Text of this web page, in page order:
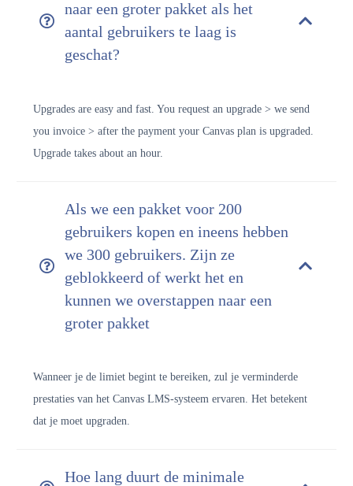
naar een groter pakket als het
aantal gebruikers te laag is
geschat?
Upgrades are easy and fast. You request an upgrade > we send
you invoice > after the payment your Canvas plan is upgraded.
Upgrade takes about an hour.
Als we een pakket voor 200
gebruikers kopen en ineens hebben
we 300 gebruikers. Zijn ze
geblokkeerd of werkt het en
kunnen we overstappen naar een
groter pakket
Wanneer je de limiet begint te bereiken, zul je verminderde
prestaties van het Canvas LMS-systeem ervaren. Het betekent
dat je moet upgraden.
Hoe lang duurt de minimale